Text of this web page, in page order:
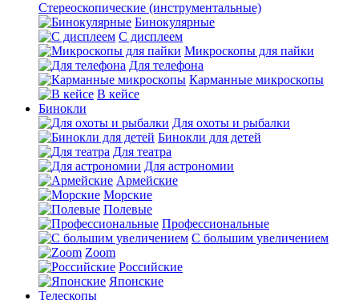
Стереоскопические (инструментальные)
Бинокулярные
С дисплеем
Микроскопы для пайки
Для телефона
Карманные микроскопы
В кейсе
Бинокли
Для охоты и рыбалки
Бинокли для детей
Для театра
Для астрономии
Армейские
Морские
Полевые
Профессиональные
С большим увеличением
Zoom
Российские
Японские
Телескопы